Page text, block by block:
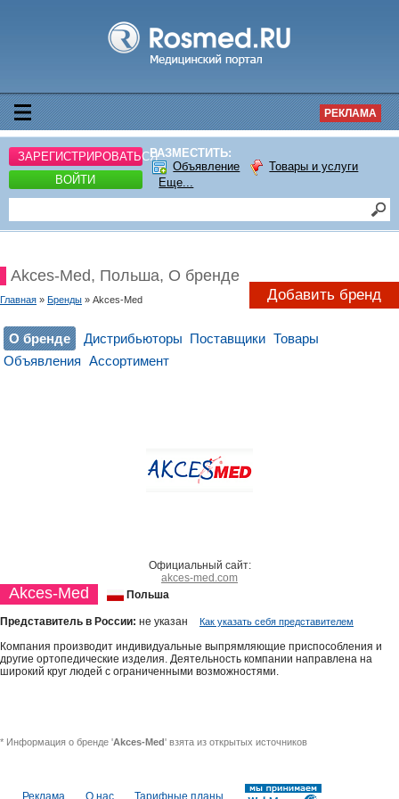
РЕКЛАМА
ЗАРЕГИСТРИРОВАТЬСЯ
ВОЙТИ
РАЗМЕСТИТЬ:
Объявление
Товары и услуги
Еще...
Akces-Med, Польша, О бренде
Главная » Бренды » Akces-Med Добавить бренд
О бренде Дистрибьюторы Поставщики Товары
Объявления Ассортимент
Официальный сайт:
akces-med.com
Akces-Med Польша
Представитель в России: не указан Как указать себя представителем
Компания производит индивидуальные выпрямляющие приспособления и
другие ортопедические изделия. Деятельность компании направлена на
широкий круг людей с ограниченными возможностями.
* Информация о бренде 'Akces-Med' взята из открытых источников
Реклама О нас Тарифные планы